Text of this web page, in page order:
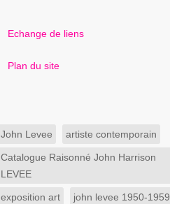
Echange de liens
Plan du site
John Levee artiste contemporain
Catalogue Raisonné John Harrison
LEVEE
exposition art john levee 1950-1959